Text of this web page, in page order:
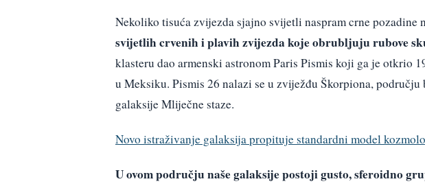
Nekoliko tisuća zvijezda sjajno svijetli naspram crne pozadine
svijetlih crvenih i plavih zvijezda koje obrubljuju rubove
klasteru dao armenski astronom Paris Pismis koji ga je otkrio
u Meksiku. Pismis 26 nalazi se u zviježđu Škorpiona, području
galaksije Mliječne staze.
Novo istraživanje galaksija propituje standardni model
U ovom području naše galaksije postoji gusto, sferoidno